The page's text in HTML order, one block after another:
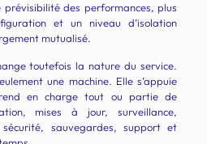
des performances, plus
et un niveau d’isolation
mutualisé.
toutefois la nature du service.
une machine. Elle s’appuie
en charge tout ou partie de
mises à jour, surveillance,
sécurité, sauvegardes, support et